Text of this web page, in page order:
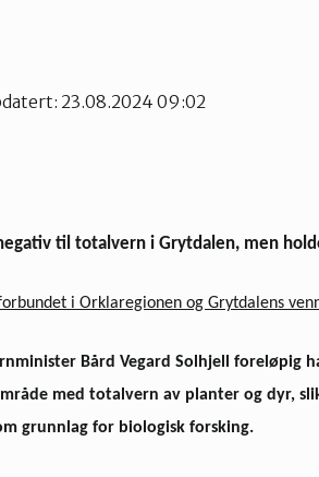
23.08.2024 09:02
til totalvern i Grytdalen, men
i Orklaregionen og Grytdalens
Bård Vegard Solhjell foreløpig
med totalvern av planter og dyr,
grunnlag for biologisk forsking.